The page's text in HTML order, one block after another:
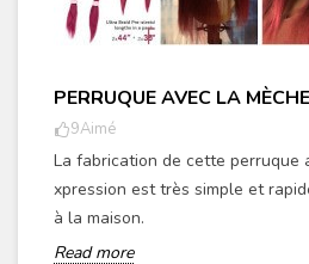
PERRUQUE AVEC LA
9Aimé
La fabrication de cette perruque
xpression est très simple et
à la maison.
Read more